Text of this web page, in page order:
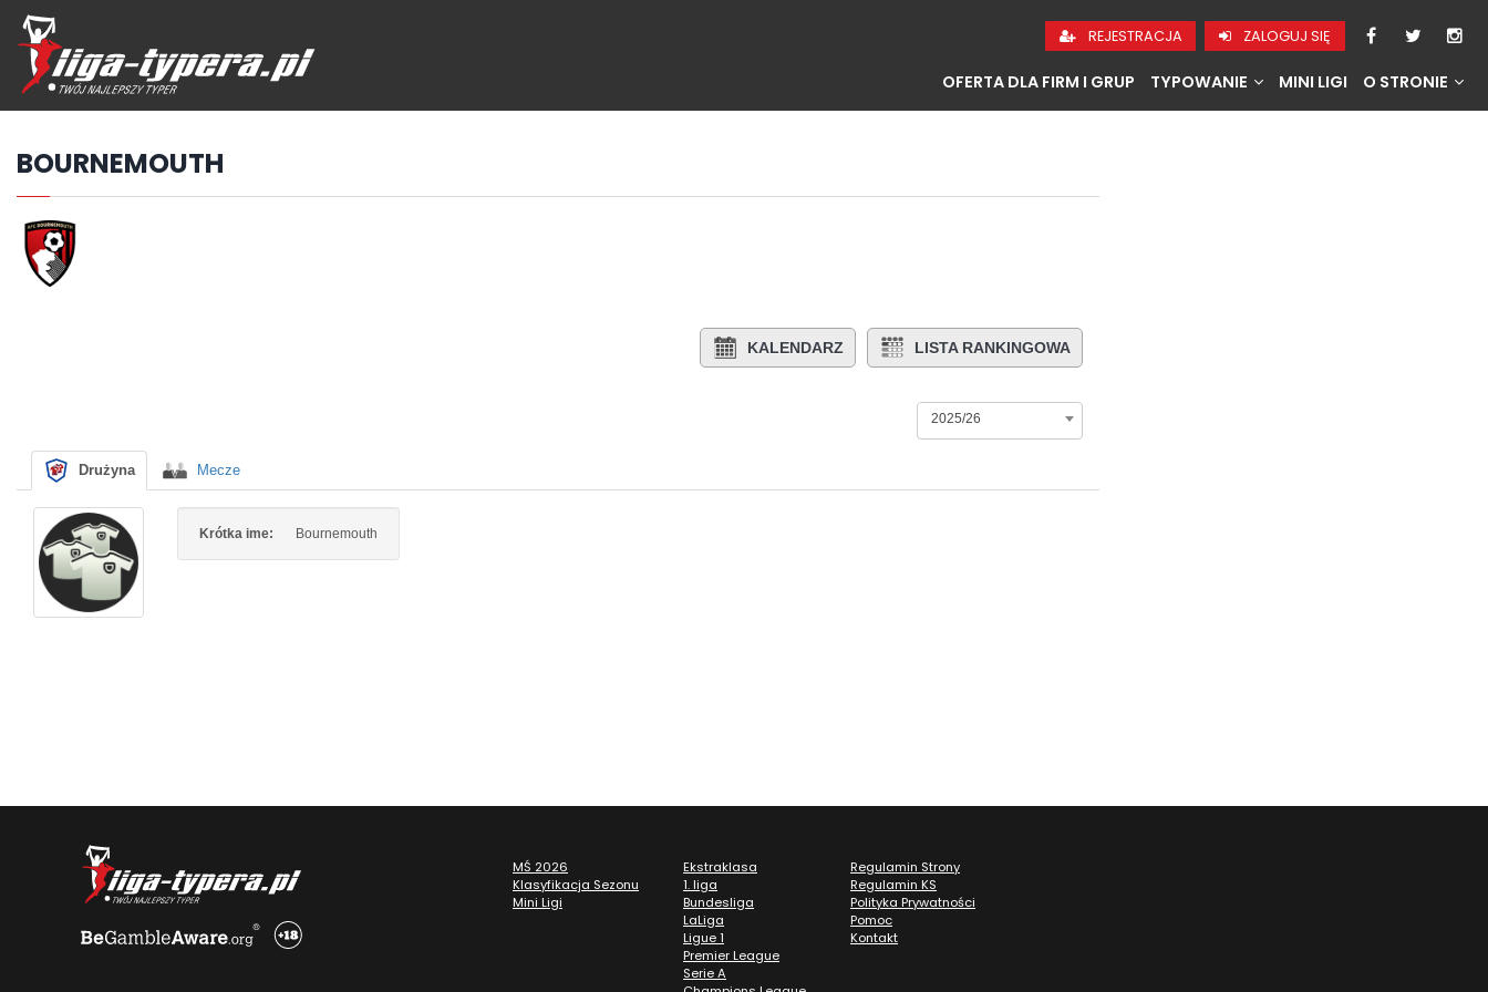
Przejdź
hdo
treści
REJESTRACJA ZALOGUJ SIĘ
OFERTA DLA FIRM I GRUP TYPOWANIE MINI LIGI O STRONIE
BOURNEMOUTH
KALENDARZ LISTA RANKINGOWA
2025/26
Drużyna Mecze
Krótka ime: Bournemouth
MŚ 2026
Klasyfikacja Sezonu
Mini Ligi
Ekstraklasa
1. liga
Bundesliga
LaLiga
Ligue 1
Premier League
Serie A
Regulamin Strony
Regulamin KS
Polityka Prywatności
Pomoc
Kontakt